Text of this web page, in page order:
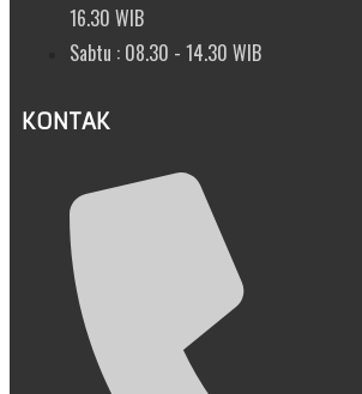
16.30 WIB
Sabtu : 08.30 - 14.30 WIB
KONTAK